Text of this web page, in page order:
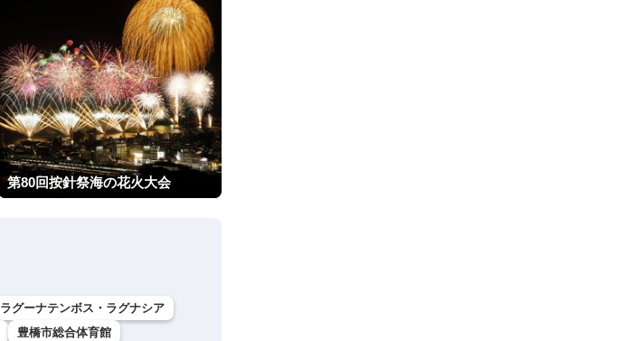
第80回按針祭海の花火大会
ラグーナテンボス・ラグナシア
豊橋市総合体育館